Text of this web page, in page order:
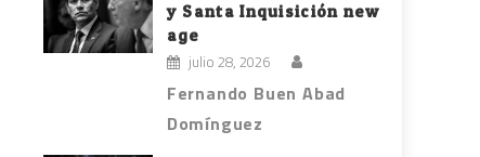
y Santa Inquisición new
age
julio 28, 2026
Fernando Buen Abad
Domínguez